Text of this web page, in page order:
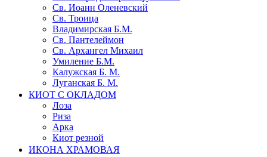
Св. Иоанн Оленевский
Св. Троица
Владимирская Б.М.
Св. Пантелеймон
Св. Архангел Михаил
Умиление Б.М.
Калужская Б. М.
Луганская Б. М.
КИОТ С ОКЛАДОМ
Лоза
Риза
Арка
Киот резной
ИКОНА ХРАМОВАЯ